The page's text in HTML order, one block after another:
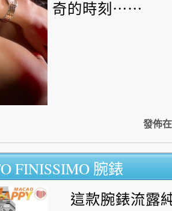
奇的時刻⋯⋯
發佈在
FINISSIMO 腕錶
這款腕錶流露